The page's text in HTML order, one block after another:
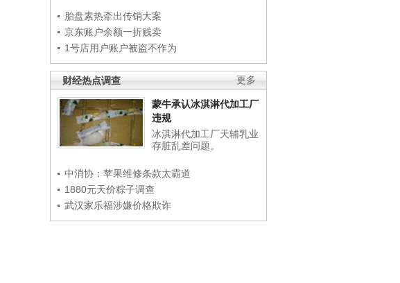
胎盘素热牵出传销大案
京东账户余额一折贱卖
1号店用户账户被盗不作为
更多
财经热点调查
蒙牛承认冰淇淋代加工厂
违规
冰淇淋代加工厂天辅乳业
存脏乱差问题。
中消协：苹果维修条款太霸道
1880元天价粽子调查
武汉家乐福涉嫌价格欺诈